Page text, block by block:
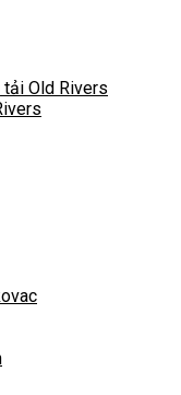
tải Old Rivers